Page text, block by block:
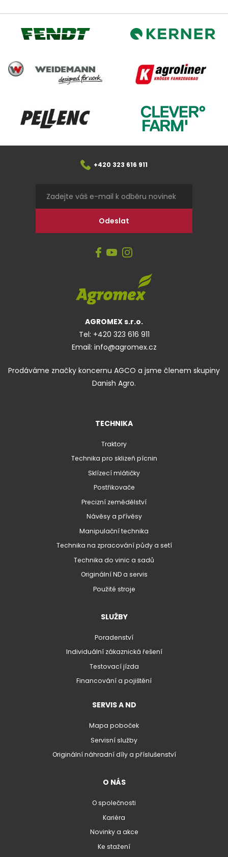
Fendt Kerner
Weidemann Agroliner
Pellenc CleverFarm
+420 323 616 911
AGROMEX s.r.o.
Tel: +420 323 616 911
Email: info@agromex.cz
Prodáváme značky koncernu AGCO a jsme členem skupiny
Danish Agro.
TECHNIKA
Traktory
Technika pro sklizeň pícnin
Sklízecí mlátičky
Postřikovače
Precizní zemědělství
Návěsy a přívěsy
Manipulační technika
Technika na zpracování půdy a setí
Technika do vinic a sadů
Originální ND a servis
Použité stroje
SLUŽBY
Poradenství
Individuální zákaznická řešení
Testovací jízda
Financování a pojištění
SERVIS A ND
Mapa poboček
Servisní služby
Originální náhradní díly a příslušenství
O NÁS
O společnosti
Kariéra
Novinky a akce
Ke stažení